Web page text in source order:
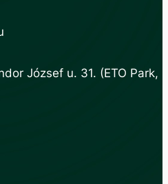
József u. 31. (ETO Park,